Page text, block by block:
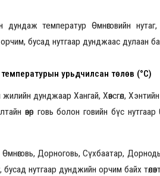
температур Өмнөговийн нутаг,
бусад нутгаар дунджаас дулаан
урьдчилсан төлөв (°C)
дунджаар Хангай, Хөвсгөл,
өвөр говь болон говийн бүс
Дорноговь, Сүхбаатар,
нутгаар дунджийн орчим байх